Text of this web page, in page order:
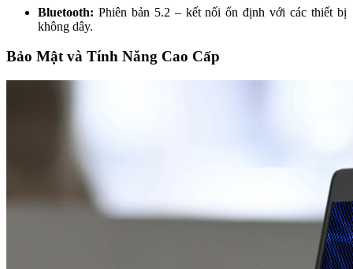
Bluetooth: Phiên bản 5.2 – kết nối ổn định với các thiết bị
không dây.
Bảo Mật và Tính Năng Cao Cấp